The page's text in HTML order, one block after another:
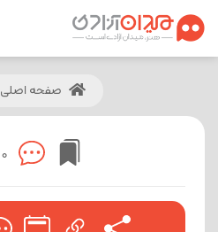
صفحه اصلی
0